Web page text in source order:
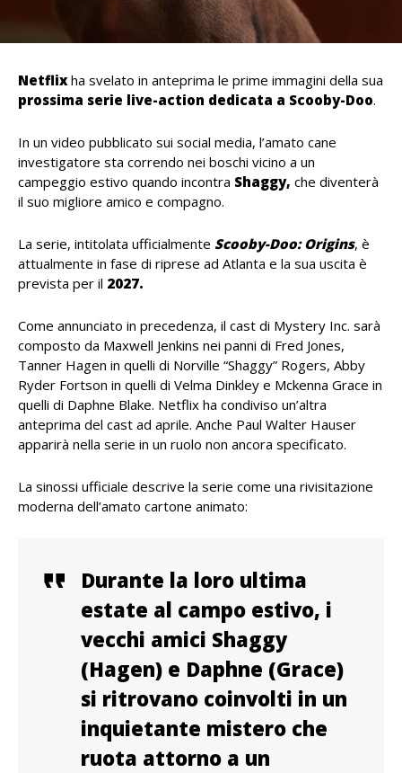
Netflixha svelato in anteprima le prime immagini della sua
prossima serie live-action dedicata a Scooby-Doo.
In un video pubblicato sui social media, l’amato cane
investigatore sta correndo nei boschi vicino a un
campeggio estivo quando incontra Shaggy, che diventerà
il suo migliore amico e compagno.
La serie, intitolata ufficialmente Scooby-Doo: Origins, è
attualmente in fase di riprese ad Atlanta e la sua uscita è
prevista per il 2027.
Come annunciato in precedenza, il cast di Mystery Inc. sarà
composto da Maxwell Jenkins nei panni di Fred Jones,
Tanner Hagen in quelli di Norville “Shaggy” Rogers, Abby
Ryder Fortson in quelli di Velma Dinkley e Mckenna Grace in
quelli di Daphne Blake. Netflix ha condiviso un’altra
anteprima del cast ad aprile. Anche Paul Walter Hauser
apparirà nella serie in un ruolo non ancora specificato.
La sinossi ufficiale descrive la serie come una rivisitazione
moderna dell’amato cartone animato:
Durante la loro ultima
estate al campo estivo, i
vecchi amici Shaggy
(Hagen) e Daphne (Grace)
si ritrovano coinvolti in un
inquietante mistero che
ruota attorno a un